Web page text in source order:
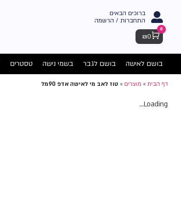
ברוכים הבאים
התחברות / הרשמה
Cart
0
₪0
בושם לאישה בושם לגבר בשמי נישה טסטרים
דף הבית» מוצרים» טוז לאב מי לאישה אדפ 90מל
Loading...